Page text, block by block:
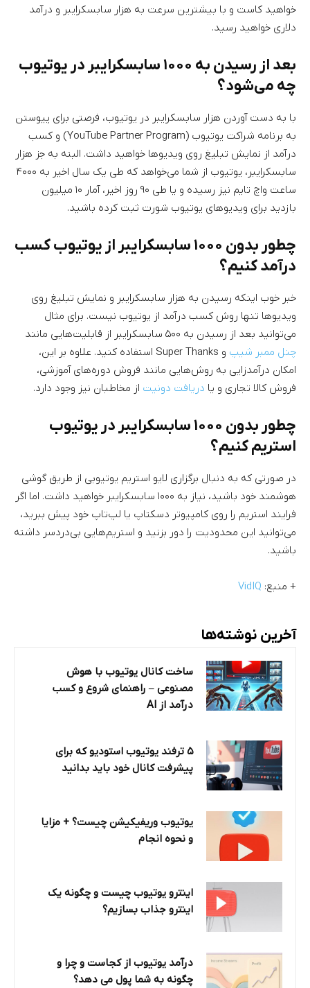
خواهید کاست و با بیشترین سرعت به هزار سابسکرایبر و درآمد
دلاری خواهید رسید.
بعد از رسیدن به ۱۰۰۰ سابسکرایبر در یوتیوب
چه می‌شود؟
با به دست آوردن هزار سابسکرایبر در یوتیوب، فرصتی برای پیوستن
به برنامه شراکت یوتیوب (YouTube Partner Program) و کسب
درآمد از نمایش تبلیغ روی ویدیوها خواهید داشت. البته به جز هزار
سابسکرایبر، یوتیوب از شما می‌خواهد که طی یک سال اخیر به ۴۰۰۰
ساعت واچ تایم نیز رسیده و یا طی ۹۰ روز اخیر، آمار ۱۰ میلیون
بازدید برای ویدیوهای یوتیوب شورت ثبت کرده باشید.
چطور بدون ۱۰۰۰ سابسکرایبر از یوتیوب کسب
درآمد کنیم؟
خبر خوب اینکه رسیدن به هزار سابسکرایبر و نمایش تبلیغ روی
ویدیوها تنها روش کسب درآمد از یوتیوب نیست. برای مثال
می‌توانید بعد از رسیدن به ۵۰۰ سابسکرایبر از قابلیت‌هایی مانند
چنل ممبر شیپ
و Super Thanks استفاده کنید. علاوه بر این،
امکان درآمدزایی به روش‌هایی مانند فروش دوره‌های آموزشی،
فروش کالا تجاری و یا دریافت دونیت از مخاطبان نیز وجود دارد.
چطور بدون ۱۰۰۰ سابسکرایبر در یوتیوب
استریم کنیم؟
در صورتی که به دنبال برگزاری لایو استریم یوتیوبی از طریق گوشی
هوشمند خود باشید، نیاز به ۱۰۰۰ سابسکرایبر خواهید داشت. اما اگر
فرایند استریم را روی کامپیوتر دسکتاپ یا لپ‌تاپ خود پیش ببرید،
می‌توانید این محدودیت را دور بزنید و استریم‌هایی بی‌دردسر داشته
باشید.
+ منبع: VidIQ
آخرین نوشته‌ها
ساخت کانال یوتیوب با هوش
مصنوعی – راهنمای شروع و کسب
درآمد از AI
۵ ترفند یوتیوب استودیو که برای
پیشرفت کانال خود باید بدانید
یوتیوب وریفیکیشن چیست؟ + مزایا
و نحوه انجام
اینترو یوتیوب چیست و چگونه یک
اینترو جذاب بسازیم؟
درآمد یوتیوب از کجاست و چرا و
چگونه به شما پول می دهد؟